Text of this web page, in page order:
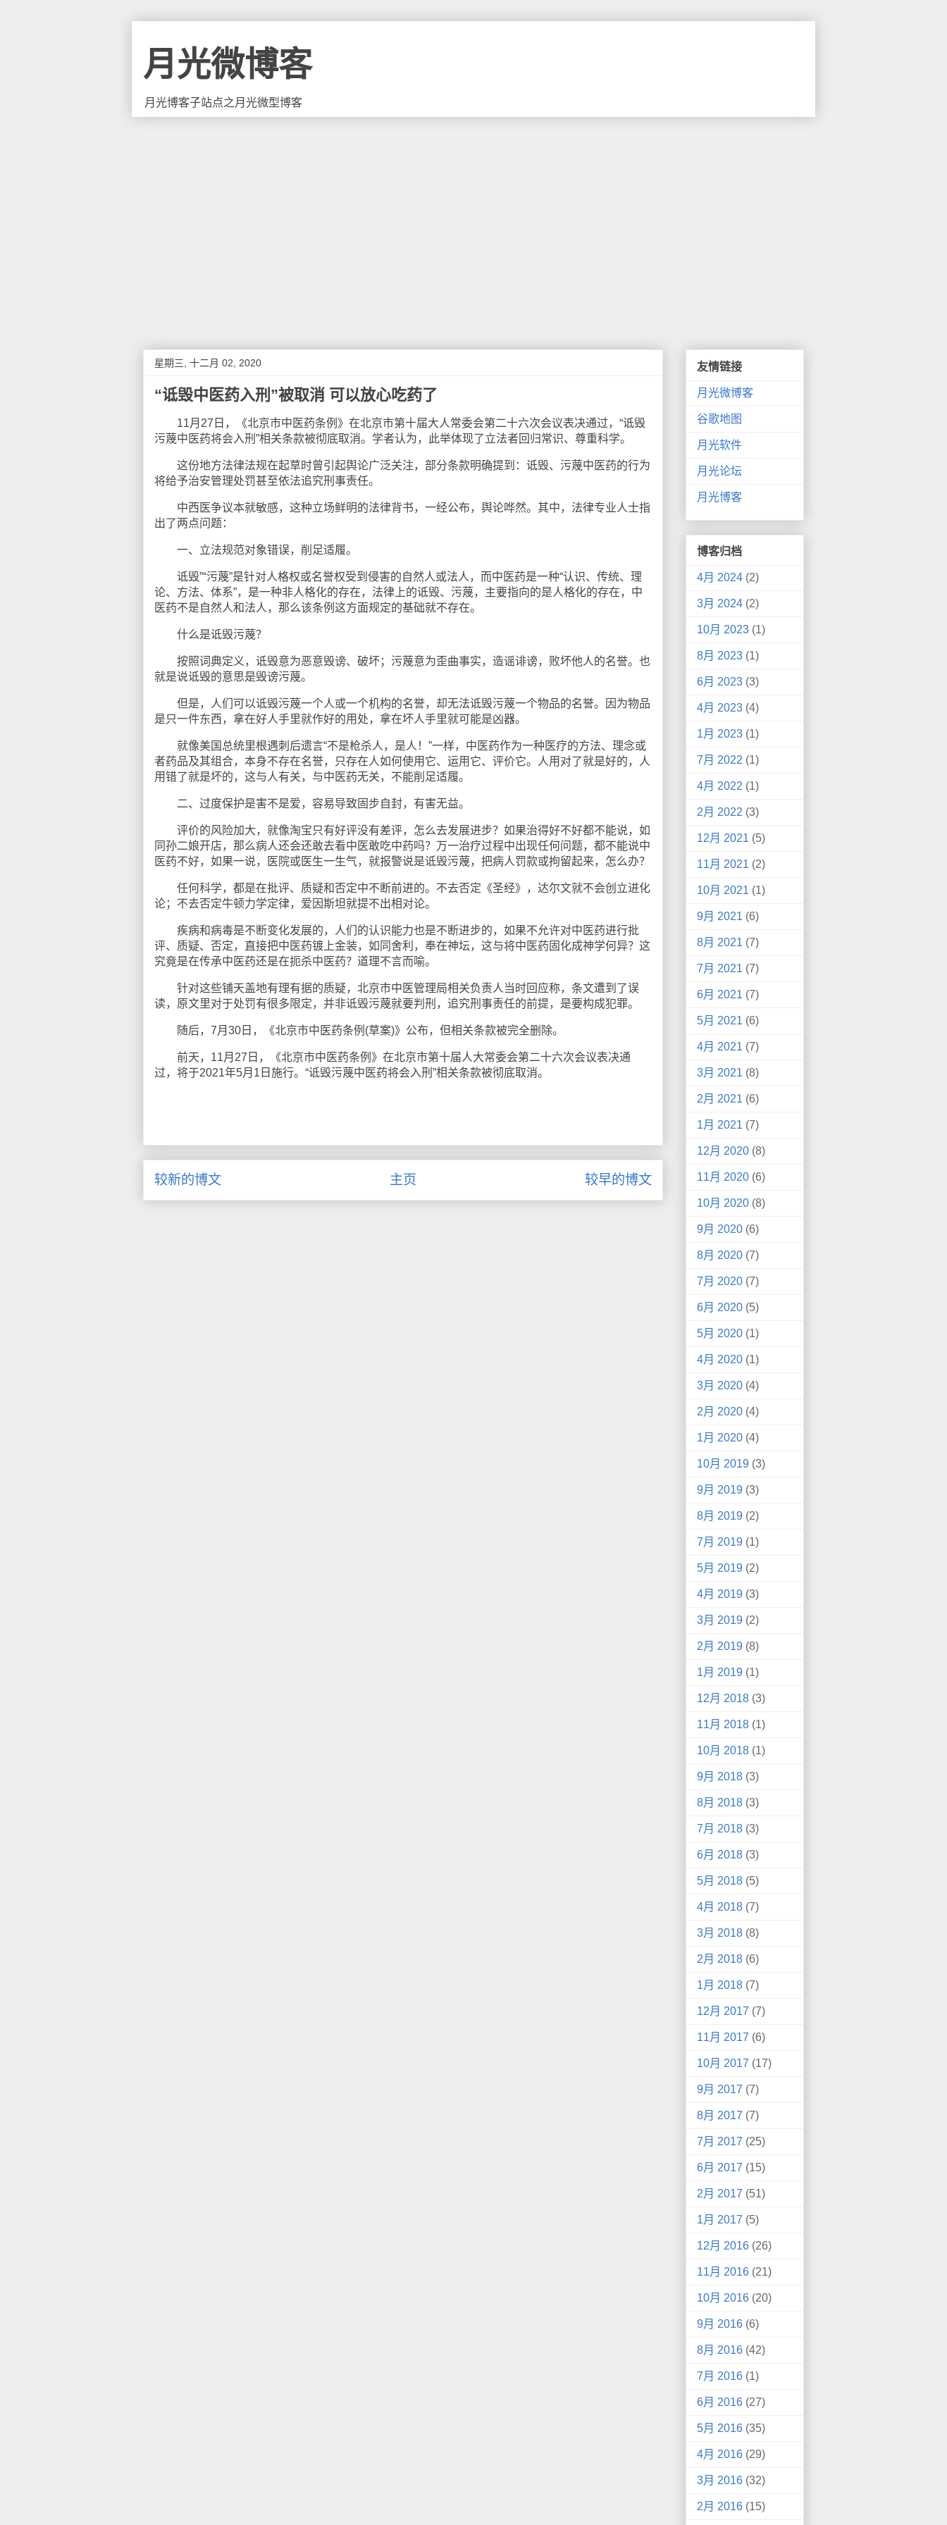
月光微博客
月光博客子站点之月光微型博客
星期三, 十二月 02, 2020
“诋毁中医药入刑”被取消 可以放心吃药了
11月27日，《北京市中医药条例》在北京市第十届大人常委会第二十六次会议表决通过，“诋毁
污蔑中医药将会入刑”相关条款被彻底取消。学者认为，此举体现了立法者回归常识、尊重科学。
这份地方法律法规在起草时曾引起舆论广泛关注，部分条款明确提到：诋毁、污蔑中医药的行为
将给予治安管理处罚甚至依法追究刑事责任。
中西医争议本就敏感，这种立场鲜明的法律背书，一经公布，舆论哗然。其中，法律专业人士指
出了两点问题：
一、立法规范对象错误，削足适履。
诋毁”“污蔑”是针对人格权或名誉权受到侵害的自然人或法人，而中医药是一种“认识、传统、理
论、方法、体系”，是一种非人格化的存在，法律上的诋毁、污蔑，主要指向的是人格化的存在，中
医药不是自然人和法人，那么该条例这方面规定的基础就不存在。
什么是诋毁污蔑？
按照词典定义，诋毁意为恶意毁谤、破坏；污蔑意为歪曲事实，造谣诽谤，败坏他人的名誉。也
就是说诋毁的意思是毁谤污蔑。
但是，人们可以诋毁污蔑一个人或一个机构的名誉，却无法诋毁污蔑一个物品的名誉。因为物品
是只一件东西，拿在好人手里就作好的用处，拿在坏人手里就可能是凶器。
就像美国总统里根遇刺后遗言“不是枪杀人，是人！”一样，中医药作为一种医疗的方法、理念或
者药品及其组合，本身不存在名誉，只存在人如何使用它、运用它、评价它。人用对了就是好的，人
用错了就是坏的，这与人有关，与中医药无关，不能削足适履。
二、过度保护是害不是爱，容易导致固步自封，有害无益。
评价的风险加大，就像淘宝只有好评没有差评，怎么去发展进步？如果治得好不好都不能说，如
同孙二娘开店，那么病人还会还敢去看中医敢吃中药吗？万一治疗过程中出现任何问题，都不能说中
医药不好，如果一说，医院或医生一生气，就报警说是诋毁污蔑，把病人罚款或拘留起来，怎么办？
任何科学，都是在批评、质疑和否定中不断前进的。不去否定《圣经》，达尔文就不会创立进化
论；不去否定牛顿力学定律，爱因斯坦就提不出相对论。
疾病和病毒是不断变化发展的，人们的认识能力也是不断进步的，如果不允许对中医药进行批
评、质疑、否定，直接把中医药镀上金装，如同舍利，奉在神坛，这与将中医药固化成神学何异？这
究竟是在传承中医药还是在扼杀中医药？道理不言而喻。
针对这些铺天盖地有理有据的质疑，北京市中医管理局相关负责人当时回应称，条文遭到了误
读，原文里对于处罚有很多限定，并非诋毁污蔑就要判刑，追究刑事责任的前提，是要构成犯罪。
随后，7月30日，《北京市中医药条例(草案)》公布，但相关条款被完全删除。
前天，11月27日，《北京市中医药条例》在北京市第十届人大常委会第二十六次会议表决通
过，将于2021年5月1日施行。“诋毁污蔑中医药将会入刑”相关条款被彻底取消。
较新的博文 较早的博文
主页
友情链接
月光微博客
谷歌地图
月光软件
月光论坛
月光博客
博客归档
4月 2024 (2)
3月 2024 (2)
10月 2023 (1)
8月 2023 (1)
6月 2023 (3)
4月 2023 (4)
1月 2023 (1)
7月 2022 (1)
4月 2022 (1)
2月 2022 (3)
12月 2021 (5)
11月 2021 (2)
10月 2021 (1)
9月 2021 (6)
8月 2021 (7)
7月 2021 (7)
6月 2021 (7)
5月 2021 (6)
4月 2021 (7)
3月 2021 (8)
2月 2021 (6)
1月 2021 (7)
12月 2020 (8)
11月 2020 (6)
10月 2020 (8)
9月 2020 (6)
8月 2020 (7)
7月 2020 (7)
6月 2020 (5)
5月 2020 (1)
4月 2020 (1)
3月 2020 (4)
2月 2020 (4)
1月 2020 (4)
10月 2019 (3)
9月 2019 (3)
8月 2019 (2)
7月 2019 (1)
5月 2019 (2)
4月 2019 (3)
3月 2019 (2)
2月 2019 (8)
1月 2019 (1)
12月 2018 (3)
11月 2018 (1)
10月 2018 (1)
9月 2018 (3)
8月 2018 (3)
7月 2018 (3)
6月 2018 (3)
5月 2018 (5)
4月 2018 (7)
3月 2018 (8)
2月 2018 (6)
1月 2018 (7)
12月 2017 (7)
11月 2017 (6)
10月 2017 (17)
9月 2017 (7)
8月 2017 (7)
7月 2017 (25)
6月 2017 (15)
2月 2017 (51)
1月 2017 (5)
12月 2016 (26)
11月 2016 (21)
10月 2016 (20)
9月 2016 (6)
8月 2016 (42)
7月 2016 (1)
6月 2016 (27)
5月 2016 (35)
4月 2016 (29)
3月 2016 (32)
2月 2016 (15)